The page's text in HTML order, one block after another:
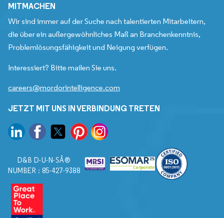
MITMACHEN
Wir sind immer auf der Suche nach talentierten Mitarbeitern,
die über ein außergewöhnliches Maß an Branchenkenntnis,
Problemlösungsfähigkeit und Neigung verfügen.
Interessiert? Bitte mailen Sie uns.
careers@mordorintelligence.com
JETZT MIT UNS IN VERBINDUNG TRETEN
D&B D-U-N-SÂ®
NUMBER : 85-427-9388